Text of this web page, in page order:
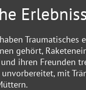
gehört,
und ihren Freunden
mit